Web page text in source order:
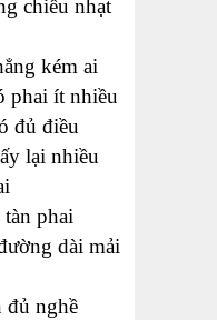
chiều nhạt
kém ai
phai ít nhiều
đủ điều
lại nhiều
phai
dài mải
đủ nghề